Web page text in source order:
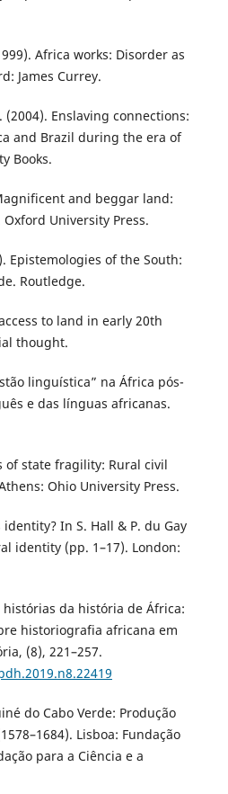
Africa works: Disorder as
James Currey.
(2004). Enslaving connections:
and Brazil during the era of
Books.
and beggar land:
University Press.
Epistemologies of the South:
Routledge.
to land in early 20th
thought.
linguística” na África pós-
e das línguas africanas.
of state fragility: Rural civil
Ohio University Press.
In S. Hall & P. du Gay
identity (pp. 1–17). London:
histórias da história de África:
historiografia africana em
(8), 221–257.
do Cabo Verde: Produção
Lisboa: Fundação
para a Ciência e a